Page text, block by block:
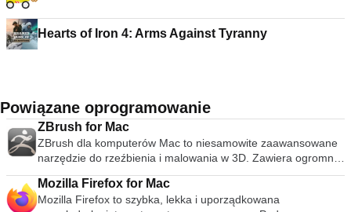
Hearts of Iron 4: Arms Against Tyranny
Powiązane oprogramowanie
ZBrush for Mac
ZBrush dla komputerów Mac to niesamowite zaawansowane
narzędzie do rzeźbienia i malowania w 3D. Zawiera ogromną
liczbę zaawansowanych narzędzi do tworzenia niesamowitej
sztuki cyfrowej zarówno w 2D, jak i 3D. ZBrush na Maca
pozwala wyrazić swoją kreatywność w naturalny sposób,
Mozilla Firefox for Mac
Mozilla Firefox to szybka, lekka i uporządkowana